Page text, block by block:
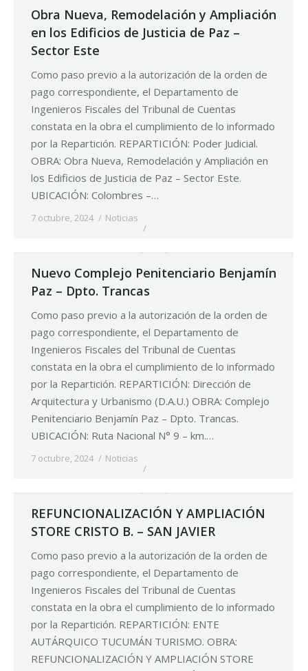
Obra Nueva, Remodelación y Ampliación
en los Edificios de Justicia de Paz –
Sector Este
Como paso previo a la autorización de la orden de
pago correspondiente, el Departamento de
Ingenieros Fiscales del Tribunal de Cuentas
constata en la obra el cumplimiento de lo informado
por la Repartición. REPARTICIÓN: Poder Judicial.
OBRA: Obra Nueva, Remodelación y Ampliación en
los Edificios de Justicia de Paz – Sector Este.
UBICACIÓN: Colombres –…
7 octubre, 2024 Noticias
Nuevo Complejo Penitenciario Benjamín
Paz – Dpto. Trancas
Como paso previo a la autorización de la orden de
pago correspondiente, el Departamento de
Ingenieros Fiscales del Tribunal de Cuentas
constata en la obra el cumplimiento de lo informado
por la Repartición. REPARTICIÓN: Dirección de
Arquitectura y Urbanismo (D.A.U.) OBRA: Complejo
Penitenciario Benjamín Paz – Dpto. Trancas.
UBICACIÓN: Ruta Nacional N° 9 – km.…
7 octubre, 2024 Noticias
REFUNCIONALIZACIÓN Y AMPLIACIÓN
STORE CRISTO B. – SAN JAVIER
Como paso previo a la autorización de la orden de
pago correspondiente, el Departamento de
Ingenieros Fiscales del Tribunal de Cuentas
constata en la obra el cumplimiento de lo informado
por la Repartición. REPARTICIÓN: ENTE
AUTÁRQUICO TUCUMÁN TURISMO. OBRA:
REFUNCIONALIZACIÓN Y AMPLIACIÓN STORE